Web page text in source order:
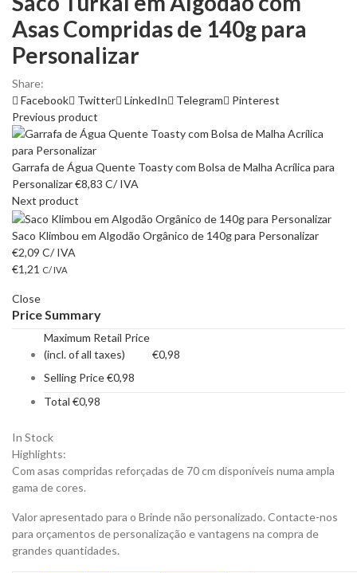
Asas Compridas de 140g para
Personalizar
Share:
Facebook
Twitter LinkedIn Telegram
Pinterest
Previous product
Garrafa de Água Quente Toasty com Bolsa de Malha Acrílica para
Personalizar€8,83 C/ IVA
Next product
Saco Klimbou em Algodão Orgânico de 140g para Personalizar
€2,09 C/ IVA
€1,21 C/ IVA
Close
Price Summary
Maximum Retail Price
(incl. of all taxes)
€0,98
Selling Price€0,98
Total €0,98
In Stock
Highlights:
Com asas compridas reforçadas de 70 cm disponíveis numa ampla
gama de cores.
Valor apresentado para o Brinde não personalizado. Contacte-nos
para orçamentos de personalização e vantagens na compra de
grandes quantidades.